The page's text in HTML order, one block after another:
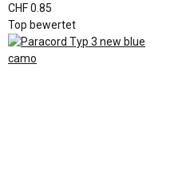
CHF 0.85
Top bewertet